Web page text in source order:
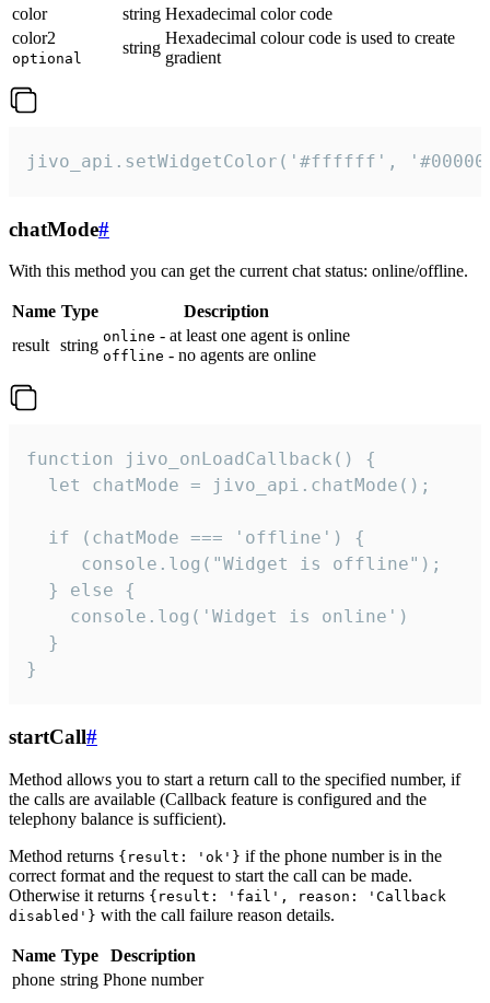
color
string Hexadecimal color code
color2
optional
string
Hexadecimal colour code is used to create
gradient
jivo_api.setWidgetColor('#ffffff',
chatMode#
With this method you can get the current chat status: online/offline.
Name Type
Description
result string online - at least one agent is online
offline - no agents are online
function jivo_onLoadCallback() {
  let chatMode = jivo_api.chatMode();
  if (chatMode === 'offline') {
     console.log("Widget is offline");
  } else {
    console.log('Widget is online')
  }
}
startCall#
Method allows you to start a return call to the specified number, if
the calls are available (Callback feature is configured and the
telephony balance is sufficient).
Method returns {result: 'ok'} if the phone number is in the
correct format and the request to start the call can be made.
Otherwise it returns {result: 'fail', reason: 'Callback
disabled'} with the call failure reason details.
Name Type
Description
phone string Phone number